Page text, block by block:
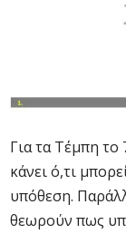
Για τα Τέμπη το
κάνει ό,τι
υπόθεση.
θεωρούν πως